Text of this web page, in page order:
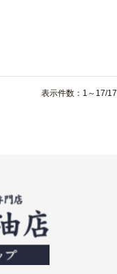
表示件数：1～17/17